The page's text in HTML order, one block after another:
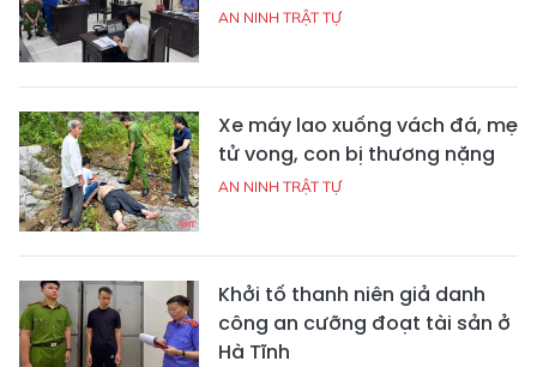
AN NINH TRẬT TỰ
Xe máy lao xuống vách đá, mẹ
tử vong, con bị thương nặng
AN NINH TRẬT TỰ
Khởi tố thanh niên giả danh
công an cưỡng đoạt tài sản ở
Hà Tĩnh